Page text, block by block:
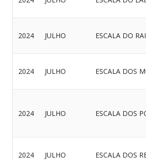
2024 JULHO ESCALA DO
2024 JULHO ESCALA DOS
2024 JULHO ESCALA DOS
2024 JULHO ESCALA DOS